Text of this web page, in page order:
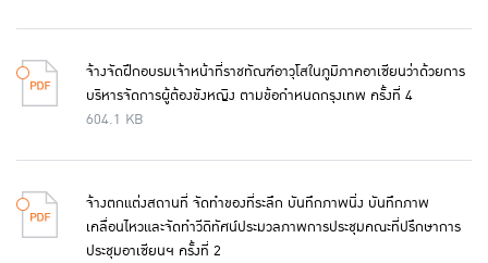
จ้างจัดฝึกอบรมเจ้าหน้าที่ราชทัณฑ์อาวุโสในภูมิภาคอาเซียนว่าด้วยการ
บริหารจัดการผู้ต้องขังหญิง ตามข้อกำหนดกรุงเทพ ครั้งที่ 4
604.1 KB
จ้างตกแต่งสถานที่ จัดทำของที่ระลึก บันทึกภาพนิ่ง บันทึกภาพ
เคลื่อนไหวและจัดทำวีดิทัศน์ประมวลภาพการประชุมคณะที่ปรึกษาการ
ประชุมอาเซียนฯ ครั้งที่ 2